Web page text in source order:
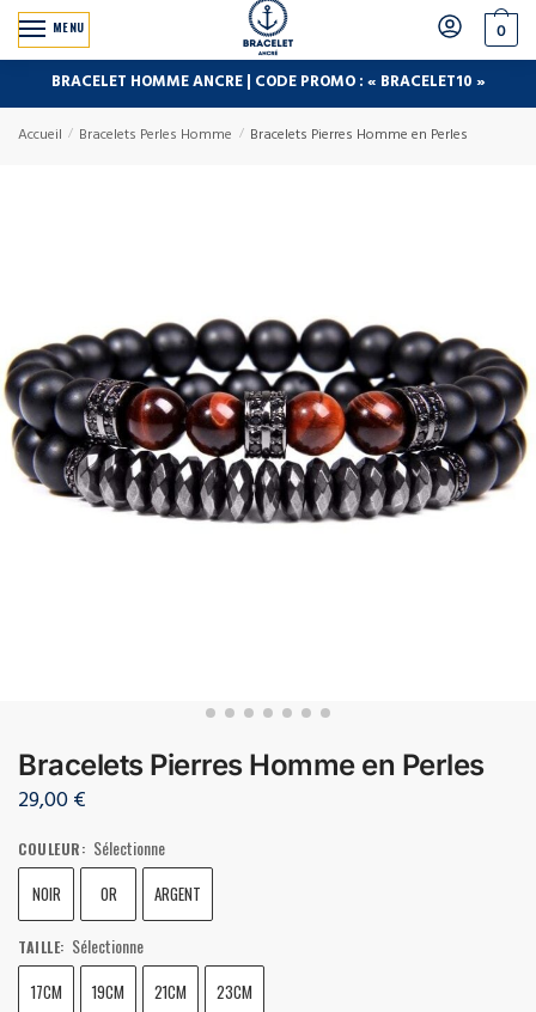
MENU 0
BRACELET HOMME ANCRE | CODE PROMO : « BRACELET10 »
Accueil / Bracelets Perles Homme / Bracelets Pierres Homme en Perles
Bracelets Pierres Homme en Perles
29,00€
COULEUR: Sélectionne
NOIR OR ARGENT
TAILLE: Sélectionne
17CM 19CM 21CM 23CM